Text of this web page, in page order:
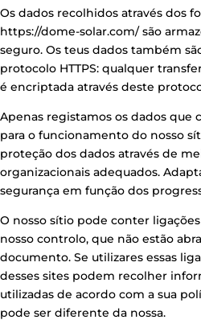
Os dados recolhidos através dos
https://dome-solar.com/são
seguro. Os teus dados também
protocolo HTTPS: qualquer
é encriptada através deste
Apenas registamos os dados que
para o funcionamento do nosso
proteção dos dados através de
organizacionais adequados.
segurança em função dos
O nosso sítio pode conter
nosso controlo, que não estão
documento. Se utilizares essas
desses sites podem recolher
utilizadas de acordo com a sua
pode ser diferente da nossa.